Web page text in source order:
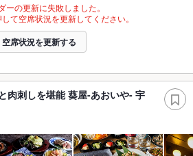
ーの更新に失敗しました。
て空席状況を更新してください。
空席状況を更新する
肉刺しを堪能 葵屋-あおいや- 宇